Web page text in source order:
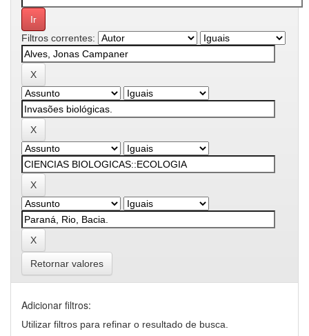
Filtros correntes:
Retornar valores
Adicionar filtros:
Utilizar filtros para refinar o resultado de busca.